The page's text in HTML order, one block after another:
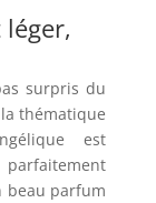
surpris du
thématique
est
beau parfum